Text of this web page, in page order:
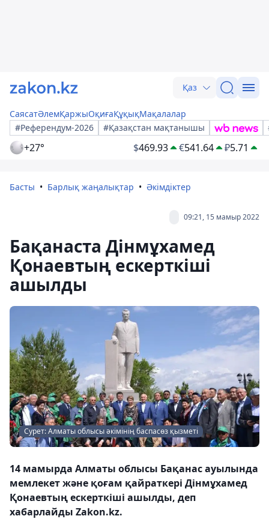
Қаз
СаясатӘлемҚаржыОқиғаҚұқықМақалалар
#Референдум-2026
#Қазақстан мақтанышы
+27° $469.93 €541.64 ₽5.71
Басты Барлық жаңалықтар Әкімдіктер
09:21, 15 мамыр 2022
Бақанаста Дінмұхамед
Қонаевтың ескерткіші
ашылды
Сурет: Алматы облысы әкімінің баспасөз қызметі
14 мамырда Алматы облысы Бақанас ауылында
мемлекет және қоғам қайраткері Дінмұхамед
Қонаевтың ескерткіші ашылды, деп
хабарлайды Zakon.kz.